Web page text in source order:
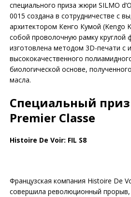
специального приза жюри SILMO
0015 создана в сотрудничестве с
архитектором Кенго Кумой (Kengo
собой проволочную рамку круглой
изготовлена методом 3D-печати с
высококачественного
биологической основе,
масла.
Специальный приз
Premier Classe
Histoire De Voir: FIL S8
Французская компания Histoire De
совершила революционный прорыв,